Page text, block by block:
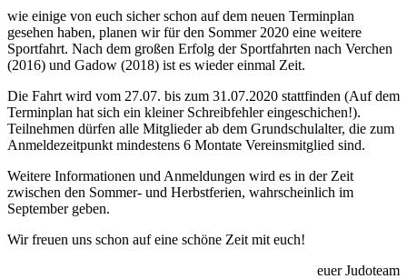
wie einige von euch sicher schon auf dem neuen Terminplan
gesehen haben, planen wir für den Sommer 2020 eine weitere
Sportfahrt. Nach dem großen Erfolg der Sportfahrten nach Verchen
(2016) und Gadow (2018) ist es wieder einmal Zeit.
Die Fahrt wird vom 27.07. bis zum 31.07.2020 stattfinden (Auf dem
Terminplan hat sich ein kleiner Schreibfehler eingeschichen!).
Teilnehmen dürfen alle Mitglieder ab dem Grundschulalter, die zum
Anmeldezeitpunkt mindestens 6 Montate Vereinsmitglied sind.
Weitere Informationen und Anmeldungen wird es in der Zeit
zwischen den Sommer- und Herbstferien, wahrscheinlich im
September geben.
Wir freuen uns schon auf eine schöne Zeit mit euch!
euer Judoteam